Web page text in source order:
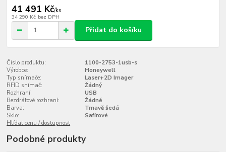
41 491 Kč/ks
34 290 Kč bez DPH
Přidat do košíku
Číslo produktu:
1100-2753-1usb-s
Výrobce:
Honeywell
Typ snímače:
Laser+2D Imager
RFID snímač:
Žádný
Rozhraní:
USB
Bezdrátové rozhraní:
Žádné
Barva:
Tmavě šedá
Sklo:
Safírové
Hlídat cenu / dostupnost
Podobné produkty